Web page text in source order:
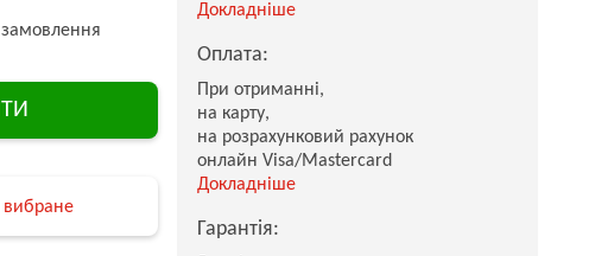
вибране
Докладніше
Оплата:
При отриманні,
на карту,
на розрахунковий рахунок
онлайн Visa/Mastercard
Докладніше
Гарантія: